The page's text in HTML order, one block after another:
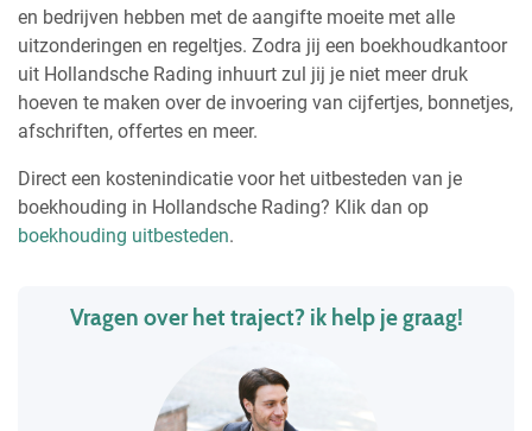
en bedrijven hebben met de aangifte moeite met alle
uitzonderingen en regeltjes. Zodra jij een boekhoudkantoor
uit Hollandsche Rading inhuurt zul jij je niet meer druk
hoeven te maken over de invoering van cijfertjes, bonnetjes,
afschriften, offertes en meer.
Direct een kostenindicatie voor het uitbesteden van je
boekhouding in Hollandsche Rading? Klik dan op
boekhouding uitbesteden.
Vragen over het traject? ik help je graag!